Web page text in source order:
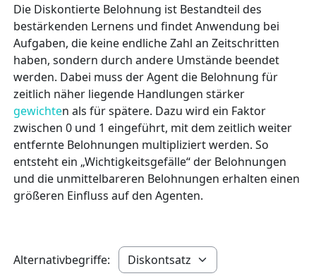
Die Diskontierte Belohnung ist Bestandteil des
bestärkenden Lernens und findet Anwendung bei
Aufgaben, die keine endliche Zahl an Zeitschritten
haben, sondern durch andere Umstände beendet
werden. Dabei muss der Agent die Belohnung für
zeitlich näher liegende Handlungen stärker
gewichten als für spätere. Dazu wird ein Faktor
zwischen 0 und 1 eingeführt, mit dem zeitlich weiter
entfernte Belohnungen multipliziert werden. So
entsteht ein „Wichtigkeitsgefälle“ der Belohnungen
und die unmittelbareren Belohnungen erhalten einen
größeren Einfluss auf den Agenten.
Alternativbegriffe: